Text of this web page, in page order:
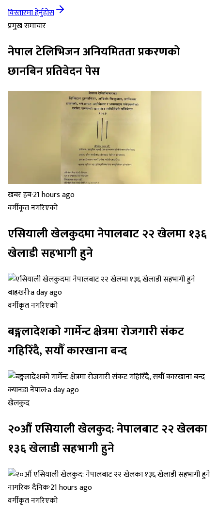
विस्तारमा हेर्नुहोस
प्रमुख समाचार
नेपाल टेलिभिजन अनियमितता प्रकरणको
छानबिन प्रतिवेदन पेस
खबर हब·21 hours ago
वर्गीकृत नगरिएको
एसियाली खेलकुदमा नेपालबाट २२ खेलमा १३६
खेलाडी सहभागी हुने
बाह्रखरी·a day ago
वर्गीकृत नगरिएको
बङ्गलादेशको गार्मेन्ट क्षेत्रमा रोजगारी संकट
गहिरिँदै, सयौँ कारखाना बन्द
क्यानडा नेपाल·a day ago
खेलकुद
२०औं एसियाली खेलकुद: नेपालबाट २२ खेलका
१३६ खेलाडी सहभागी हुने
नागरिक दैनिक·21 hours ago
वर्गीकृत नगरिएको